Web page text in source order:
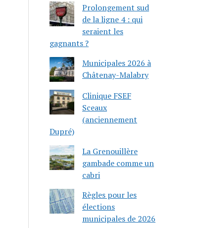
Prolongement sud
de la ligne 4 : qui
seraient les
gagnants ?
Municipales 2026 à
Châtenay-Malabry
Clinique FSEF
Sceaux
(anciennement
Dupré)
La Grenouillère
gambade comme un
cabri
Règles pour les
élections
municipales de 2026